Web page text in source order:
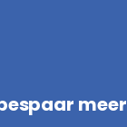
meer